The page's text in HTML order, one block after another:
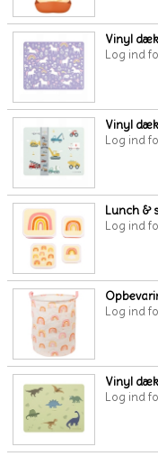
Vinyl
Log ind
Vinyl
Log ind
Lunch &
Log ind
Log ind
Vinyl
Log ind